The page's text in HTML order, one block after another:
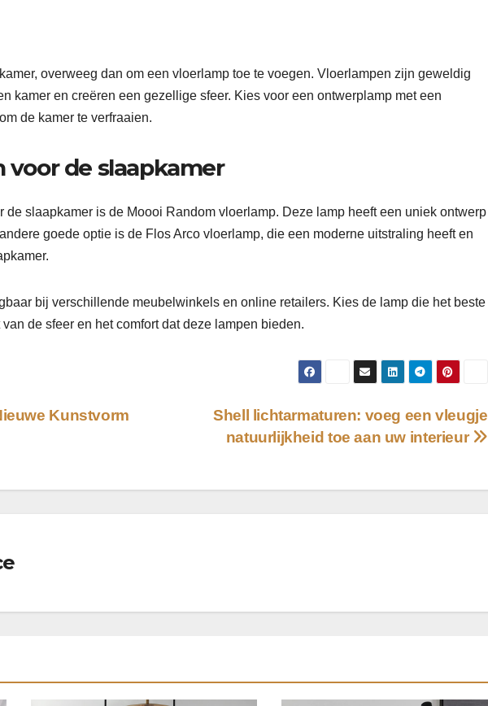
overweeg dan om een vloerlamp toe te voegen. Vloerlampen zijn geweldig
kamer en creëren een gezellige sfeer. Kies voor een ontwerplamp met een
de kamer te verfraaien.
voor de slaapkamer
de slaapkamer is de Moooi Random vloerlamp. Deze lamp heeft een uniek ontwerp
goede optie is de Flos Arco vloerlamp, die een moderne uitstraling heeft en
bij verschillende meubelwinkels en online retailers. Kies de lamp die het beste
de sfeer en het comfort dat deze lampen bieden.
Shell lichtarmaturen: voeg een vleugje
natuurlijkheid toe aan uw interieur
Kunstvorm